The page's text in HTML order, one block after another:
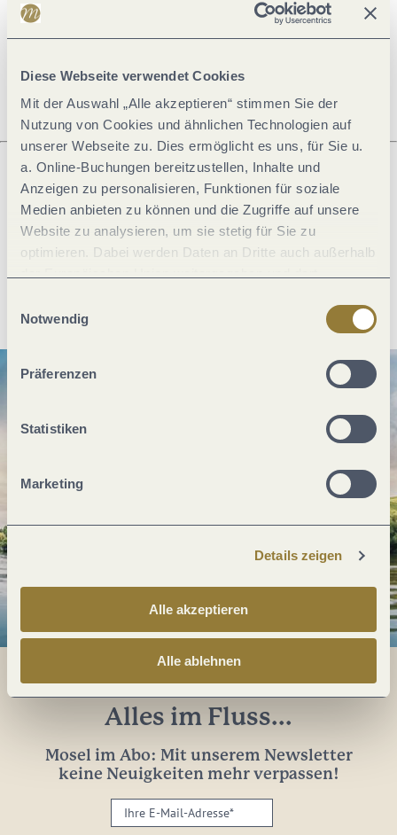
Diese Webseite verwendet Cookies
Mit der Auswahl „Alle akzeptieren“ stimmen Sie der
Nutzung von Cookies und ähnlichen Technologien auf
unserer Webseite zu. Dies ermöglicht es uns, für Sie u.
a. Online-Buchungen bereitzustellen, Inhalte und
Anzeigen zu personalisieren, Funktionen für soziale
Medien anbieten zu können und die Zugriffe auf unsere
Website zu analysieren, um sie stetig für Sie zu
optimieren. Dabei werden Daten an Dritte auch außerhalb
jederzeit widerrufen werden. Mit der Auswahl "Alle
ablehnen" kann es zu Beeinträchtigungen in der Nutzung
Notwendig
Präferenzen
Statistiken
Marketing
Details zeigen
Alle akzeptieren
Alle ablehnen
Was möchtest du als nächstes tun?
Alles im Fluss...
Mosel im Abo: Mit unserem Newsletter
keine Neuigkeiten mehr verpassen!
Ihre
E-